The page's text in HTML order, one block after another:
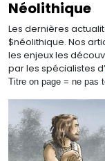
Néolithique
Les dernières
$néolithique. Nos
les enjeux les
par les spécialistes d’
Titre on page = ne pas